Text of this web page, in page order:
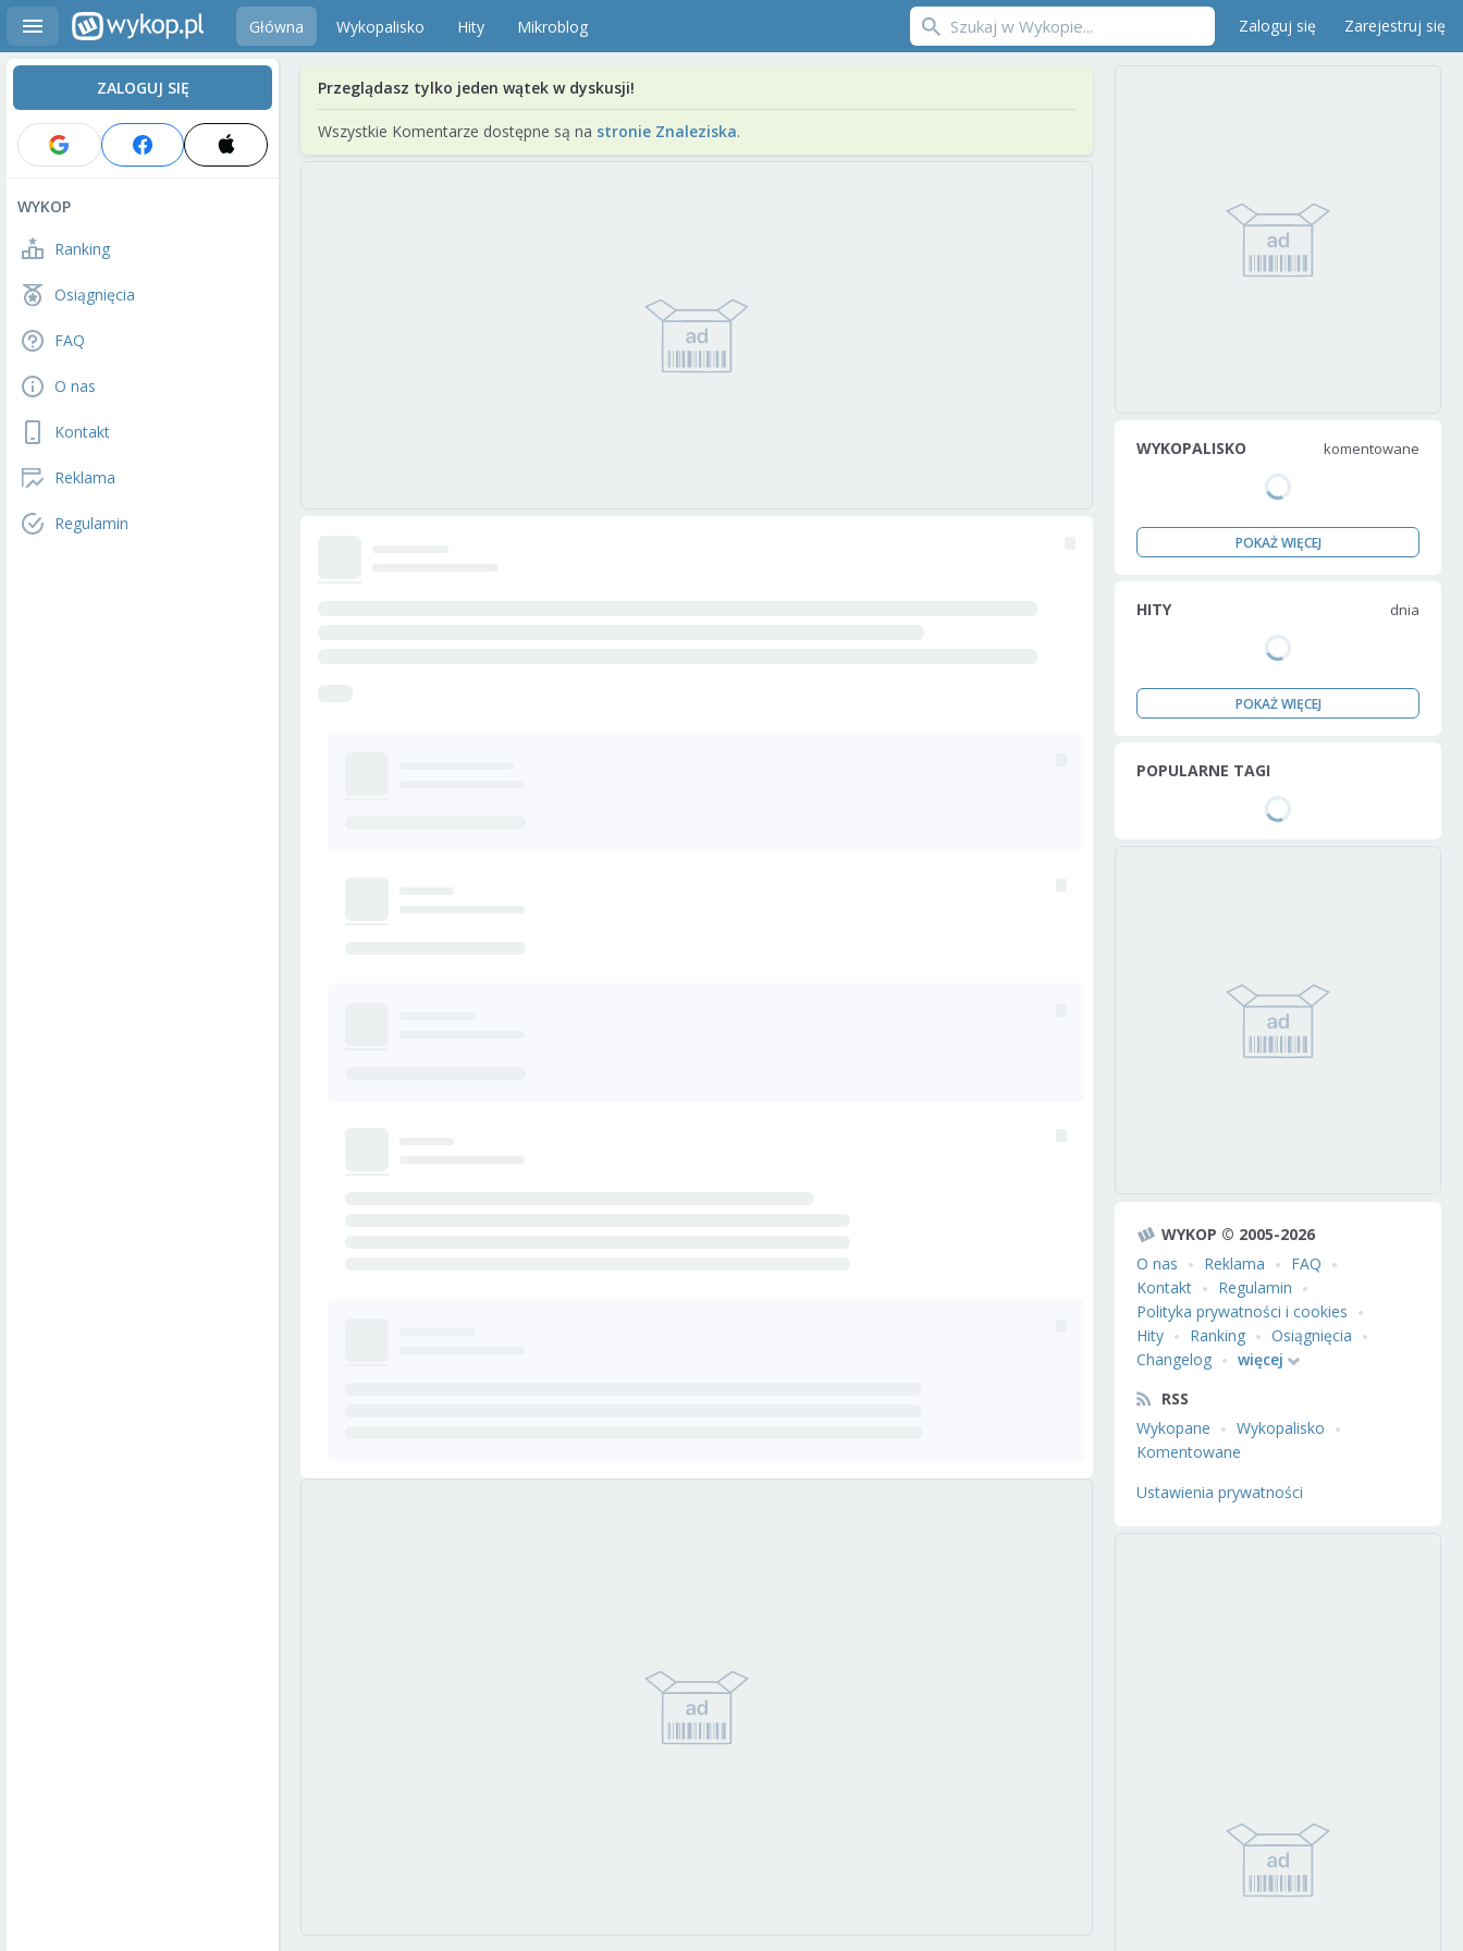
Główna Wykopalisko Hity Mikroblog Zaloguj się Zarejestruj się
ZALOGUJ SIĘ
WYKOP
Ranking
Osiągnięcia
FAQ
O nas
Kontakt
Reklama
Regulamin
Przeglądasz tylko jeden wątek w dyskusji!
Wszystkie Komentarze dostępne są na stronie Znaleziska.
WYKOPALISKO komentowane
POKAŻ WIĘCEJ
HITY dnia
POKAŻ WIĘCEJ
POPULARNE TAGI
WYKOP © 2005-2026
O nas
Reklama
FAQ
Kontakt
Regulamin
Polityka prywatności i cookies
Hity
Ranking
Osiągnięcia
Changelog
więcej
RSS
Wykopane
Wykopalisko
Komentowane
Ustawienia prywatności